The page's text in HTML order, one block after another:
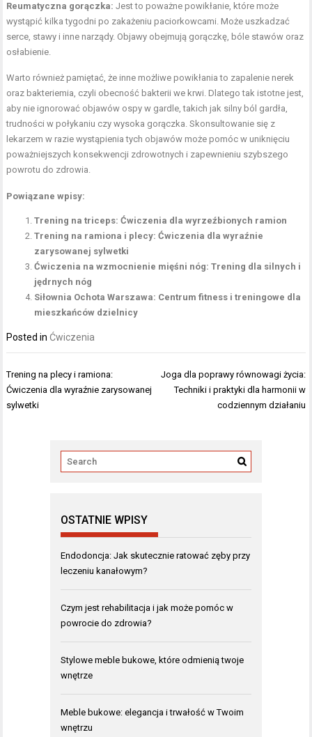
Reumatyczna gorączka: Jest to poważne powikłanie, które może
wystąpić kilka tygodni po zakażeniu paciorkowcami. Może uszkadzać
serce, stawy i inne narządy. Objawy obejmują gorączkę, bóle stawów oraz
osłabienie.
Warto również pamiętać, że inne możliwe powikłania to zapalenie nerek
oraz bakteriemia, czyli obecność bakterii we krwi. Dlatego tak istotne jest,
aby nie ignorować objawów ospy w gardle, takich jak silny ból gardła,
trudności w połykaniu czy wysoka gorączka. Skonsultowanie się z
lekarzem w razie wystąpienia tych objawów może pomóc w uniknięciu
poważniejszych konsekwencji zdrowotnych i zapewnieniu szybszego
powrotu do zdrowia.
Powiązane wpisy:
Trening na triceps: Ćwiczenia dla wyrzeźbionych ramion
Trening na ramiona i plecy: Ćwiczenia dla wyraźnie
zarysowanej sylwetki
Ćwiczenia na wzmocnienie mięśni nóg: Trening dla silnych i
jędrnych nóg
Siłownia Ochota Warszawa: Centrum fitness i treningowe dla
mieszkańców dzielnicy
Posted in Ćwiczenia
Nawigacja
wpisu
Trening na plecy i ramiona:
Ćwiczenia dla wyraźnie zarysowanej
sylwetki
Joga dla poprawy równowagi życia:
Techniki i praktyki dla harmonii w
codziennym działaniu
OSTATNIE WPISY
Endodoncja: Jak skutecznie ratować zęby przy
leczeniu kanałowym?
Czym jest rehabilitacja i jak może pomóc w
powrocie do zdrowia?
Stylowe meble bukowe, które odmienią twoje
wnętrze
Meble bukowe: elegancja i trwałość w Twoim
wnętrzu